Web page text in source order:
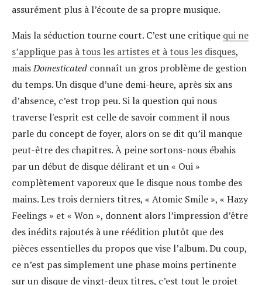
assurément plus à l’écoute de sa propre musique.
Mais la séduction tourne court. C’est une critique qui ne
s’applique pas à tous les artistes et à tous les disques,
maisDomesticated connaît un gros problème de gestion
du temps. Un disque d’une demi-heure, après six ans
d’absence, c’est trop peu. Si la question qui nous
traverse l'esprit est celle de savoir comment il nous
parle du concept de foyer, alors on se dit qu’il manque
peut-être des chapitres. À peine sortons-nous ébahis
par un début de disque délirant et un « Oui »
complètement vaporeux que le disque nous tombe des
mains. Les trois derniers titres, « Atomic Smile », « Hazy
Feelings » et « Won », donnent alors l’impression d’être
des inédits rajoutés à une réédition plutôt que des
pièces essentielles du propos que vise l’album. Du coup,
ce n’est pas simplement une phase moins pertinente
sur un disque de vingt-deux titres, c’est tout le projet